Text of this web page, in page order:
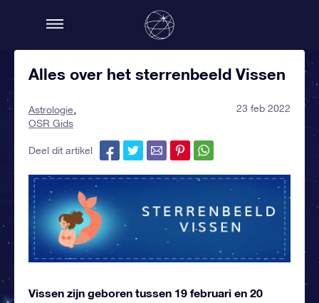
Alles over het sterrenbeeld Vissen
Astrologie
OSR Gids
23 feb 2022
Deel dit artikel
Vissen zijn geboren tussen 19 februari en 20